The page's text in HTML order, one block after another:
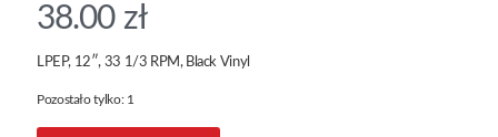
38.00 zł
LPEP, 12″, 33 1/3 RPM, Black Vinyl
Pozostało tylko: 1